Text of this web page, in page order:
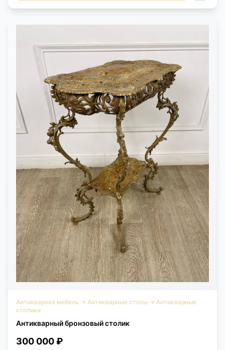
Антикварная мебель → Антикварные столы → Антикварные
столики
Антикварный бронзовый столик
300 000 ₽